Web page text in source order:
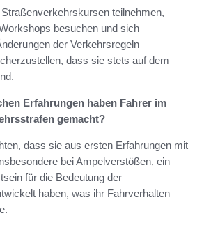
teilnehmen,
besuchen und sich
der Verkehrsregeln
dass sie stets auf dem
Erfahrungen haben Fahrer im
gemacht?
dass sie aus ersten Erfahrungen mit
bei Ampelverstößen, ein
für die Bedeutung der
haben, was ihr Fahrverhalten